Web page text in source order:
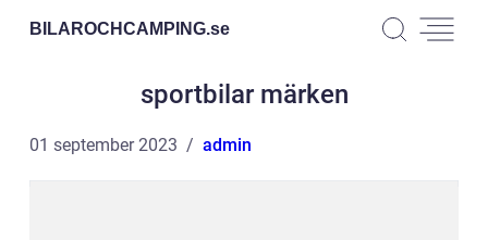
BILAROCHCAMPING.se
sportbilar märken
01 september 2023 admin